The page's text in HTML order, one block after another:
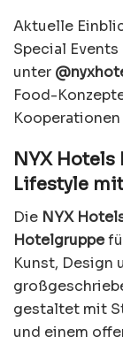
Aktuelle
Special
unter
Food-
NYX
Lifestyle
Die NYX
Hotelgruppe
Kunst, Design
gestaltet mit
und einem